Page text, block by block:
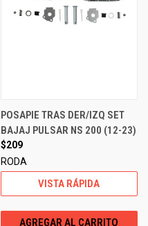
POSAPIE TRAS DER/IZQ SET
BAJAJ PULSAR NS 200 (12-23)
$209
RODA
VISTA RÁPIDA
AGREGAR AL CARRITO